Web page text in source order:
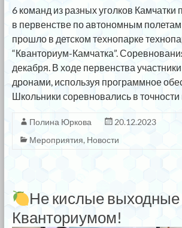
6 команд из разных уголков Камчатки
в первенстве по автономным
прошло в детском технопарке
“Кванториум-Камчатка”.
декабря. В ходе первенства
дронами, используя программное
Школьники соревновались в точности
Полина Юркова
20.12.2023
Мероприятия, Новости
Не кислые выходные
Кванториумом!